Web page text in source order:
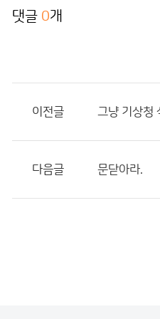
댓글 0개
이전글 그냥 기상청
다음글 문닫아라.